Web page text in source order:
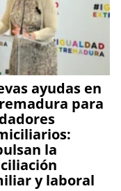
ayudas en
para
la
y laboral